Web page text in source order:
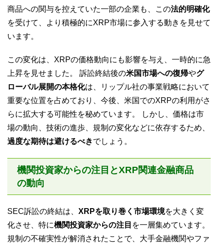
商品への関与を控えていた一部の企業も、この法的明確化
を受けて、より積極的にXRP市場に参入する動きを見せて
います。
この変化は、XRPの価格動向にも影響を与え、一時的に急
上昇を見せました。 訴訟終結後の米国市場への復帰やグ
ローバル展開の本格化は、リップル社の事業戦略において
重要な位置を占めており、今後、米国でのXRPの利用がさ
らに拡大する可能性を秘めています。 しかし、価格は市
場の動向、技術の進歩、規制の変化などに依存するため、
過度な期待は避けるべきでしょう。
機関投資家からの注目とXRP関連金融商品
の動向
SEC訴訟の終結は、 XRPを取り巻く市場環境を大きく変
化させ、特に機関投資家からの注目 を一層集めています。
規制の不確実性が解消されたことで、大手金融機関やファ